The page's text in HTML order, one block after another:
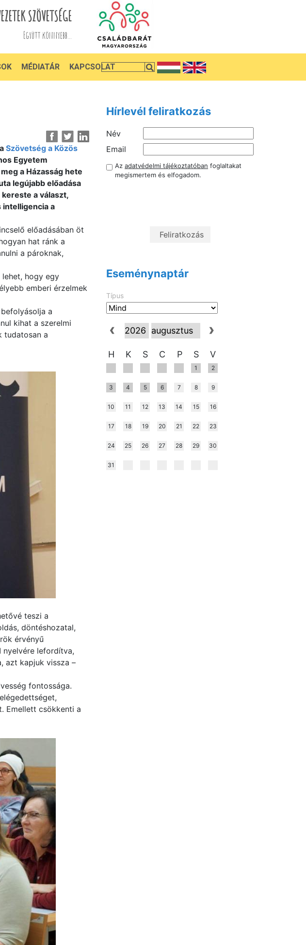
SZÖVETSÉGE
Együtt könnyebb...
MÉDIATÁR KAPCSOLAT
Szövetség a Közös
Egyetem
a Házasság hete
legújabb előadása
a választ,
intelligencia a
előadásában öt
hat ránk a
a pároknak,
hogy egy
emberi érzelmek
a
kihat a szerelmi
tudatosan a
teszi a
döntéshozatal,
érvényű
nyelvére lefordítva,
azt kapjuk vissza –
fontossága.
Emellett csökkenti a
Hírlevél feliratkozás
Név
Email
Az adatvédelmi tájékoztatóban foglaltakat
megismertem és elfogadom.
Eseménynaptár
Típus
H K S C P S V
1 2
3 4 5 6 7 8 9
10 11 12 13 14 15 16
17 18 19 20 21 22 23
24 25 26 27 28 29 30
31